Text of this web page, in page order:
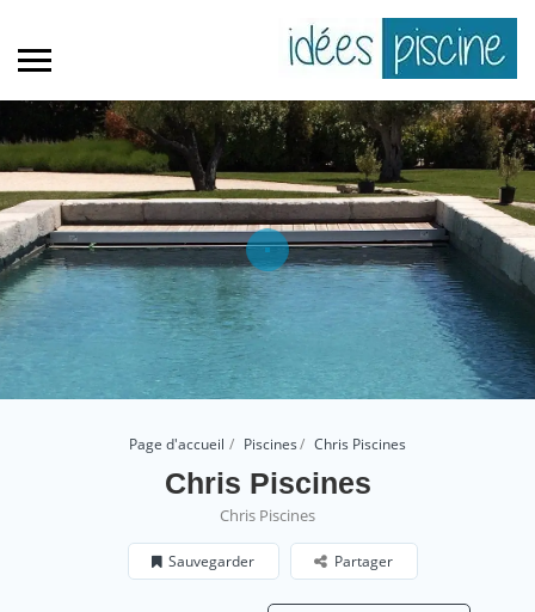
Page d'accueil Piscines Chris Piscines
Chris Piscines
Chris Piscines
Sauvegarder Partager